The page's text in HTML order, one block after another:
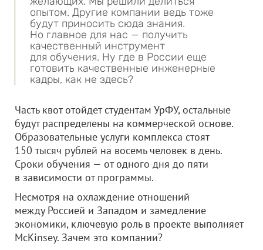
опытом. Другие компании ведь тоже
будут приносить сюда знания.
Но главное для нас — получить
качественный инструмент
для обучения. Ну где в России еще
готовить качественные инженерные
кадры, как не здесь?
Часть квот отойдет студентам УрФУ, остальные
будут распределены на коммерческой основе.
Образовательные услуги комплекса стоят
150 тысяч рублей на восемь человек в день.
Сроки обучения — от одного дня до пяти
в зависимости от программы.
Несмотря на охлаждение отношений
между Россией и Западом и замедление
экономики, ключевую роль в проекте выполняет
McKinsey. Зачем это компании?